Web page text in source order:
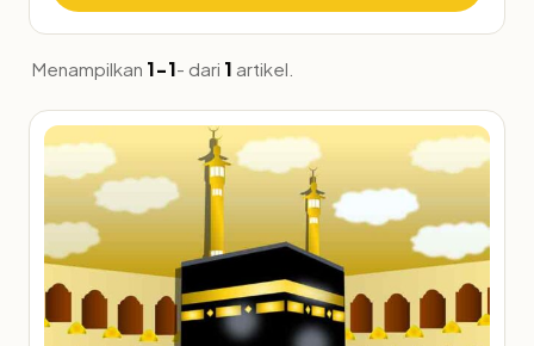
Menampilkan 1-1- dari 1 artikel.